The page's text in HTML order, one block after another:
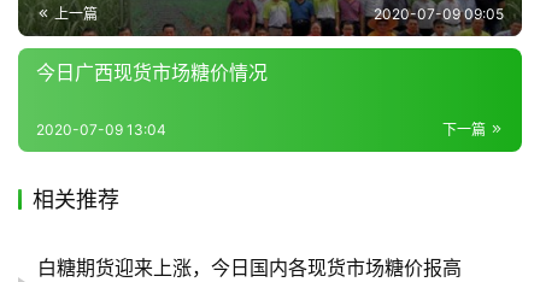
地
产
链
上一篇 2020-07-09 09:05
今日广西现货市场糖价情况
下一篇
2020-07-09 13:04
相关推荐
白糖期货迎来上涨，今日国内各现货市场糖价报高